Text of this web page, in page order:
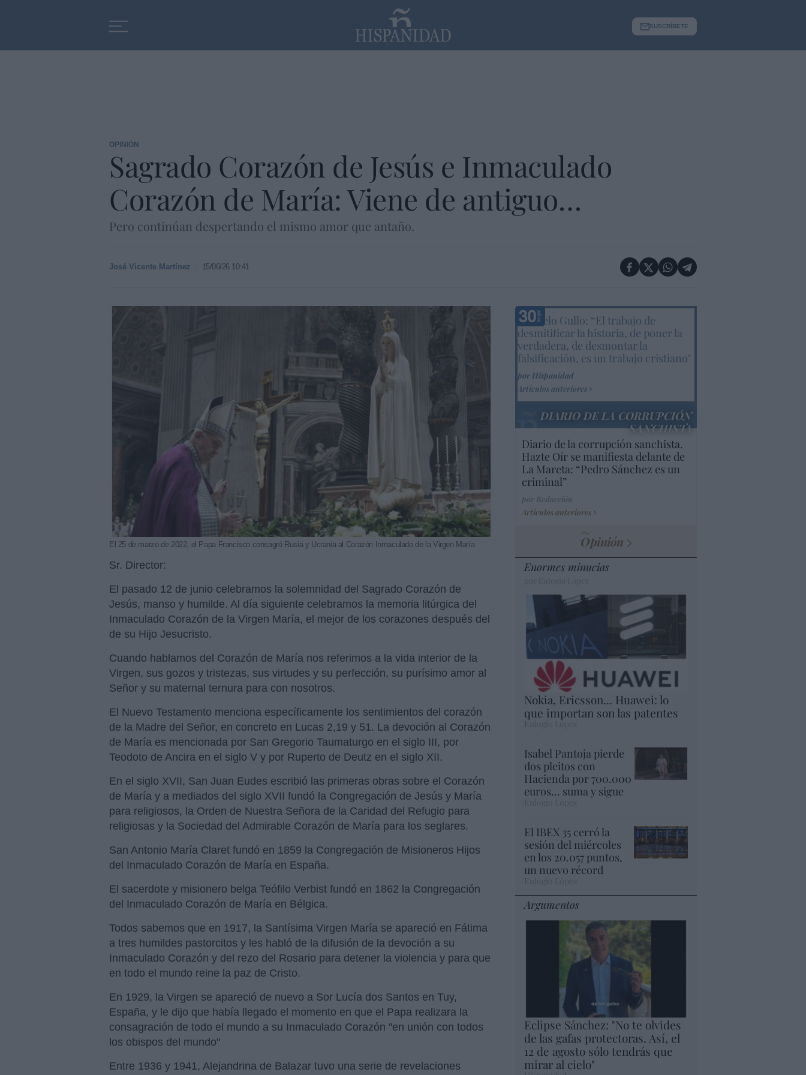
SUSCRÍBETE
OPINIÓN
Sagrado Corazón de Jesús e Inmaculado
Corazón de María: Viene de antiguo…
Pero continúan despertando el mismo amor que antaño.
José Vicente Martínez 15/06/26 10:41
El 25 de marzo de 2022, el Papa Francisco consagró Rusia y Ucrania al Corazón Inmaculado de la Virgen María
Sr. Director:
El pasado 12 de junio celebramos la solemnidad del Sagrado Corazón de
Jesús, manso y humilde. Al día siguiente celebramos la memoria litúrgica del
Inmaculado Corazón de la Virgen María, el mejor de los corazones después del
de su Hijo Jesucristo.
Cuando hablamos del Corazón de María nos referimos a la vida interior de la
Virgen, sus gozos y tristezas, sus virtudes y su perfección, su purísimo amor al
Señor y su maternal ternura para con nosotros.
El Nuevo Testamento menciona específicamente los sentimientos del corazón
de la Madre del Señor, en concreto en Lucas 2,19 y 51. La devoción al Corazón
de María es mencionada por San Gregorio Taumaturgo en el siglo III, por
Teodoto de Ancira en el siglo V y por Ruperto de Deutz en el siglo XII.
En el siglo XVII, San Juan Eudes escribió las primeras obras sobre el Corazón
de María y a mediados del siglo XVII fundó la Congregación de Jesús y María
para religiosos, la Orden de Nuestra Señora de la Caridad del Refugio para
religiosas y la Sociedad del Admirable Corazón de María para los seglares.
San Antonio María Claret fundó en 1859 la Congregación de Misioneros Hijos
del Inmaculado Corazón de María en España.
El sacerdote y misionero belga Teófilo Verbist fundó en 1862 la Congregación
del Inmaculado Corazón de María en Bélgica.
Todos sabemos que en 1917, la Santísima Virgen María se apareció en Fátima
a tres humildes pastorcitos y les habló de la difusión de la devoción a su
Inmaculado Corazón y del rezo del Rosario para detener la violencia y para que
en todo el mundo reine la paz de Cristo.
En 1929, la Virgen se apareció de nuevo a Sor Lucía dos Santos en Tuy,
España, y le dijo que había llegado el momento en que el Papa realizara la
consagración de todo el mundo a su Inmaculado Corazón "en unión con todos
los obispos del mundo"
Entre 1936 y 1941, Alejandrina de Balazar tuvo una serie de revelaciones
Marcelo Gullo: “El trabajo de
desmitificar la historia, de poner la
verdadera, de desmontar la
falsificación, es un trabajo cristiano"
por Hispanidad
Artículos anteriores
DIARIO DE LA CORRUPCIÓN
SANCHISTA
Diario de la corrupción sanchista.
Hazte Oír se manifiesta delante de
La Mareta: “Pedro Sánchez es un
criminal”
Artículos anteriores
Opinión
Enormes minucias
Nokia, Ericsson... Huawei: lo
que importan son las patentes
Eulogio López
Isabel Pantoja pierde
dos pleitos con
Hacienda por 700.000
euros... suma y sigue
El IBEX 35 cerró la
sesión del miércoles
en los 20.057 puntos,
un nuevo récord
Argumentos
Eclipse Sánchez: "No te olvides
de las gafas protectoras. Así, el
12 de agosto sólo tendrás que
mirar al cielo"